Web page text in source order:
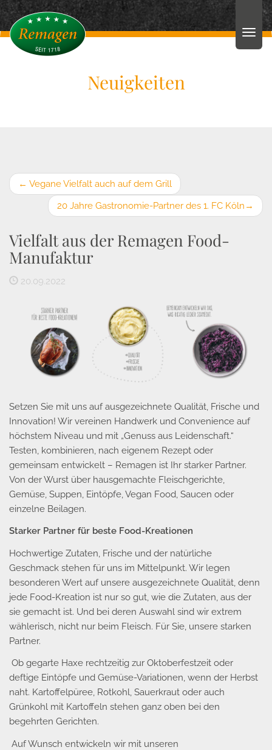
Neuigkeiten
← Vegane Vielfalt auch auf dem Grill
20 Jahre Gastronomie-Partner des 1. FC Köln →
Vielfalt aus der Remagen Food-
Manufaktur
20.09.2022
Setzen Sie mit uns auf ausgezeichnete Qualität, Frische und
Innovation! Wir vereinen Handwerk und Convenience auf
höchstem Niveau und mit „Genuss aus Leidenschaft.“
Testen, kombinieren, nach eigenem Rezept oder
gemeinsam entwickelt – Remagen ist Ihr starker Partner.
Von der Wurst über hausgemachte Fleischgerichte,
Gemüse, Suppen, Eintöpfe, Vegan Food, Saucen oder
einzelne Beilagen.
Starker Partner für beste Food-Kreationen
Hochwertige Zutaten, Frische und der natürliche
Geschmack stehen für uns im Mittelpunkt. Wir legen
besonderen Wert auf unsere ausgezeichnete Qualität, denn
jede Food-Kreation ist nur so gut, wie die Zutaten, aus der
sie gemacht ist. Und bei deren Auswahl sind wir extrem
wählerisch, nicht nur beim Fleisch. Für Sie, unsere starken
Partner.
Ob gegarte Haxe rechtzeitig zur Oktoberfestzeit oder
deftige Eintöpfe und Gemüse-Variationen, wenn der Herbst
naht. Kartoffelpüree, Rotkohl, Sauerkraut oder auch
Grünkohl mit Kartoffeln stehen ganz oben bei den
begehrten Gerichten.
Auf Wunsch entwickeln wir mit unseren